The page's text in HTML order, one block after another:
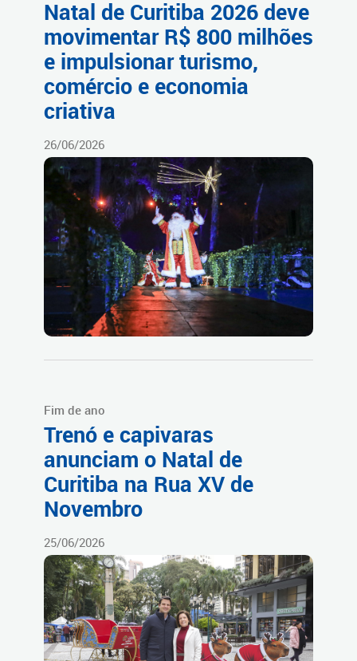
Natal de Curitiba 2026 deve
movimentar R$ 800 milhões
e impulsionar turismo,
comércio e economia
criativa
26/06/2026
Fim de ano
Trenó e capivaras
anunciam o Natal de
Curitiba na Rua XV de
Novembro
25/06/2026